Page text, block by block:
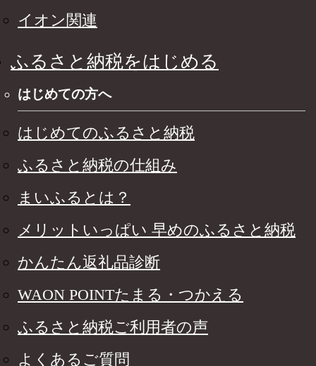
イオン関連
ふるさと納税をはじめる
はじめての方へ
はじめてのふるさと納税
ふるさと納税の仕組み
まいふるとは？
メリットいっぱい 早めのふるさと納税
かんたん返礼品診断
WAON POINTたまる・つかえる
ふるさと納税ご利用者の声
よくあるご質問